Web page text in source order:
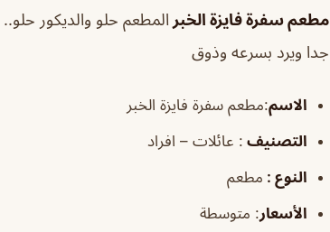
مطعم سفرة فايزة الخبر المطعم حلو والديكور
جدا ويرد بسرعه وذوق
الاسم:مطعم سفرة فايزة الخبر
التصنيف : عائلات – افراد
النوع : مطعم
الأسعار: متوسطة